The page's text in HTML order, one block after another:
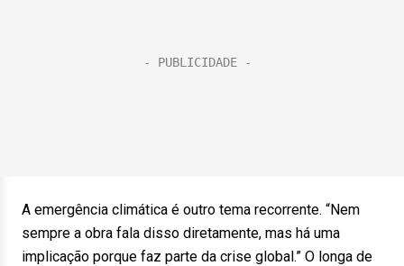
A emergência climática é outro tema recorrente. “Nem
sempre a obra fala disso diretamente, mas há uma
implicação porque faz parte da crise global.” O longa de